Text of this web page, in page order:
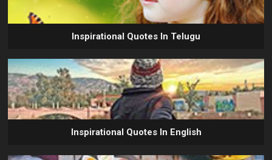
Inspirational Quotes In Telugu
Inspirational Quotes In English